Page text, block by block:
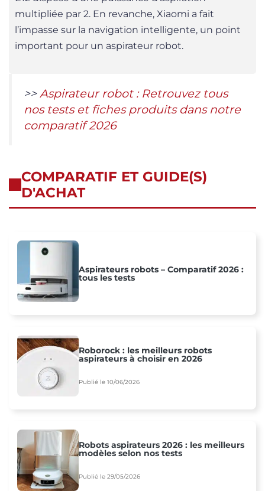
multipliée par 2. En revanche, Xiaomi a fait
l’impasse sur la navigation intelligente, un point
important pour un aspirateur robot.
>>Aspirateur robot : Retrouvez tous
nos tests et fiches produits dans notre
comparatif 2026
COMPARATIF ET GUIDE(S)
D'ACHAT
Aspirateurs robots – Comparatif 2026 :
tous les tests
Roborock : les meilleurs robots
aspirateurs à choisir en 2026
Publié le 10/06/2026
Robots aspirateurs 2026 : les meilleurs
modèles selon nos tests
Publié le 29/05/2026